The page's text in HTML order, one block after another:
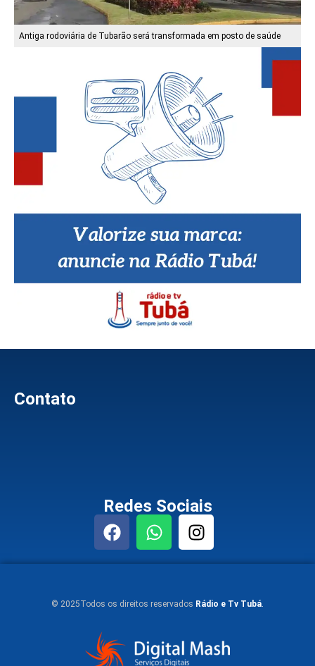
Antiga rodoviária de Tubarão será transformada em posto de saúde
Contato
Redes Sociais
© 2025Todos os direitos reservados Rádio e Tv Tubá.